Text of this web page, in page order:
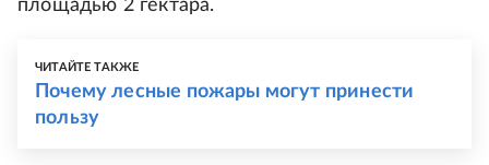
площадью 2 гектара.
ЧИТАЙТЕ ТАКЖЕ
Почему лесные пожары могут принести
пользу